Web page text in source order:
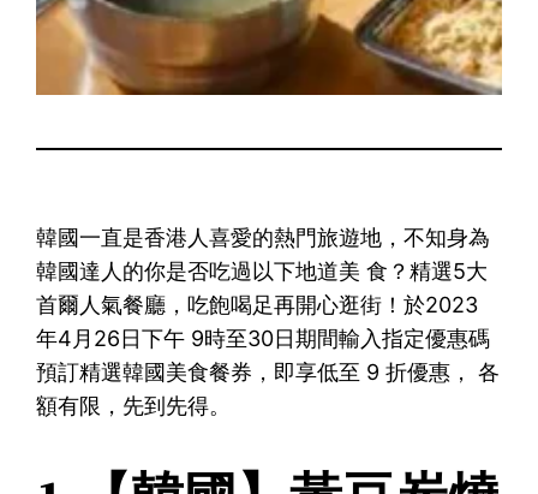
韓國一直是香港人喜愛的熱門旅遊地，不知身為
韓國達人的你是否吃過以下地道美 食？精選5大
首爾人氣餐廳，吃飽喝足再開心逛街！於2023
年4月26日下午 9時至30日期間輸入指定優惠碼
預訂精選韓國美食餐券，即享低至 9 折優惠， 各
額有限，先到先得。